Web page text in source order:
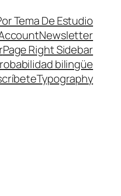
Tema De Estudio
Newsletter
Page Right Sidebar
bilingüe
Typography